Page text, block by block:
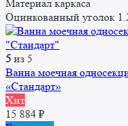
Материал каркаса
Оцинкованный уголок
5 из 5
Ванна моечная
«Стандарт»
Хит
15 884 ₽